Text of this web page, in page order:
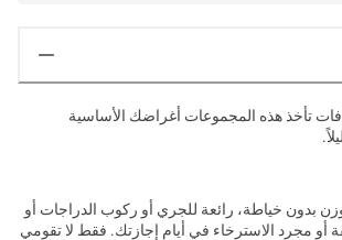
تأخذ هذه المجموعات أغراضك الأساسية
بدون خياطة، رائعة للجري أو ركوب الدراجات أو
أو مجرد الاسترخاء في أيام إجازتك. فقط لا تقومي